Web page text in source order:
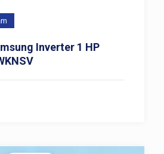
Inverter 1 HP